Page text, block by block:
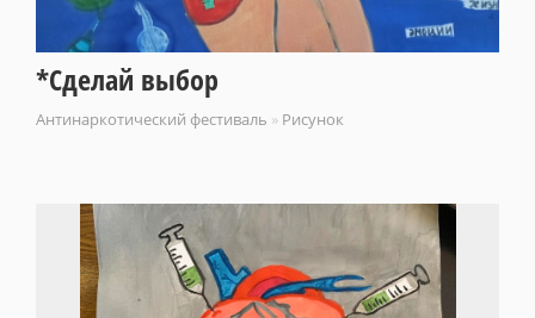
*Сделай выбор
Антинаркотический фестиваль » Рисунок